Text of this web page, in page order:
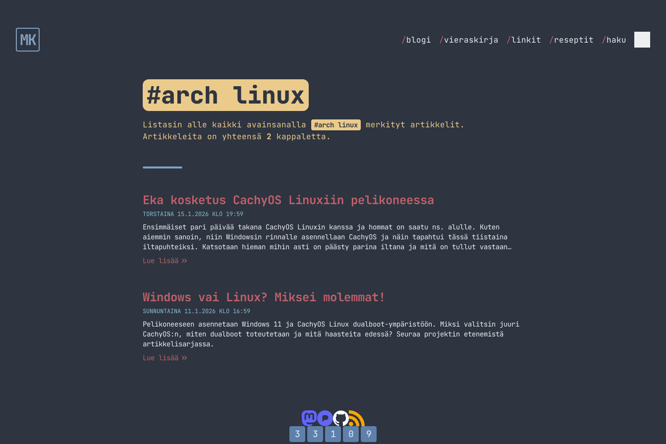
MK /blogi /vieraskirja /linkit /reseptit /haku
#arch linux
Listasin alle kaikki avainsanalla #arch linux
merkityt artikkelit.
Artikkeleita on yhteensä 2 kappaletta.
Eka kosketus CachyOS Linuxiin pelikoneessa
TORSTAINA 15.1.2026 KLO 19:59
Ensimmäiset pari päivää takana CachyOS Linuxin kanssa ja hommat on saatu ns. alulle. Kuten
aiemmin sanoin, niin Windowsin rinnalle asennellaan CachyOS ja näin tapahtui tässä tiistaina
iltapuhteiksi. Katsotaan hieman mihin asti on päästy parina iltana ja mitä on tullut vastaan
tähän mennessä.
Lue lisää
Windows vai Linux? Miksei molemmat!
SUNNUNTAINA 11.1.2026 KLO 16:59
Pelikoneeseen asennetaan Windows 11 ja CachyOS Linux dualboot-ympäristöön. Miksi valitsin juuri
CachyOS:n, miten dualboot toteutetaan ja mitä haasteita edessä? Seuraa projektin etenemistä
artikkelisarjassa.
Lue lisää
3 3 1 0 9